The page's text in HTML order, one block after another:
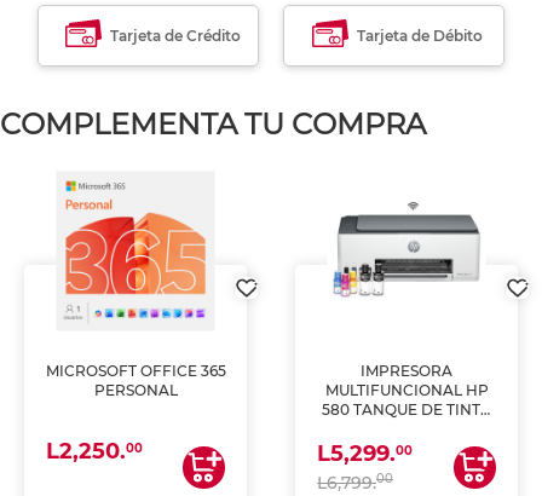
Tarjeta de Crédito Tarjeta de Débito
COMPLEMENTA TU COMPRA
MICROSOFT OFFICE 365
PERSONAL
L2,250.00
IMPRESORA
MULTIFUNCIONAL HP
580 TANQUE DE TINTA
ESCANEA)
L5,299.00
L6,799.00